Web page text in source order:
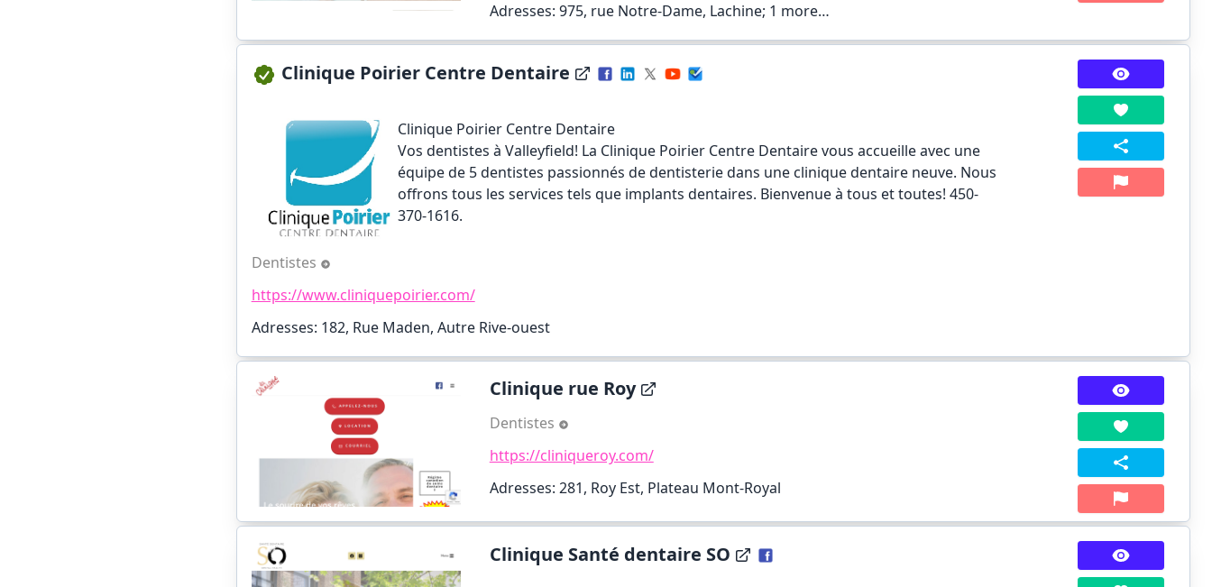
Adresses: 975, rue Notre-Dame, Lachine; 1 more…
Clinique Poirier Centre Dentaire
Clinique Poirier Centre Dentaire
Vos dentistes à Valleyfield! La Clinique Poirier Centre Dentaire vous accueille avec une
équipe de 5 dentistes passionnés de dentisterie dans une clinique dentaire neuve. Nous
offrons tous les services tels que implants dentaires. Bienvenue à tous et toutes! 450-
370-1616.
Dentistes
https://www.cliniquepoirier.com/
Adresses: 182, Rue Maden, Autre Rive-ouest
Clinique rue Roy
Dentistes
https://cliniqueroy.com/
Adresses: 281, Roy Est, Plateau Mont-Royal
Clinique Santé dentaire SO